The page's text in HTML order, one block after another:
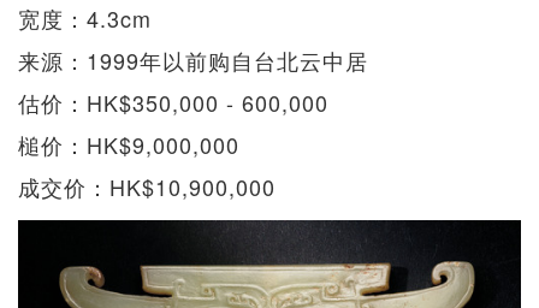
宽度：4.3cm
来源：1999年以前购自台北云中居
估价：HK$350,000 - 600,000
槌价：HK$9,000,000
成交价：HK$10,900,000